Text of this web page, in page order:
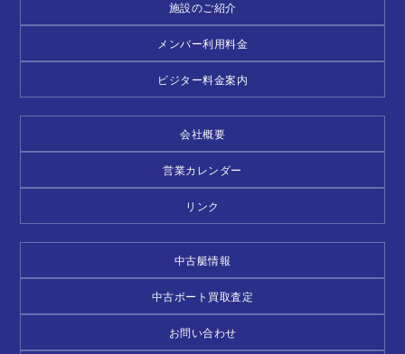
施設のご紹介
メンバー利用料金
ビジター料金案内
会社概要
営業カレンダー
リンク
中古艇情報
中古ボート買取査定
お問い合わせ